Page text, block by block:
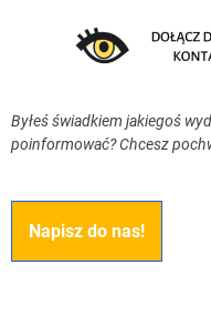
Byłeś świadkiem jakiegoś
poinformować? Chcesz
Napisz do nas!